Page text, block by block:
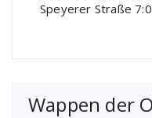
Speyerer Straße
Wappen der